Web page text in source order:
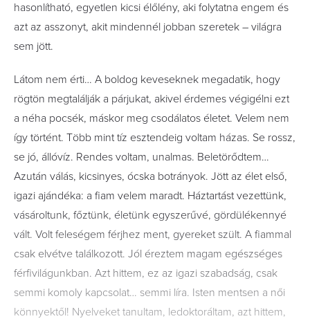
hasonlítható, egyetlen kicsi élőlény, aki folytatna engem és
azt az asszonyt, akit mindennél jobban szeretek – világra
sem jött.
Látom nem érti… A boldog keveseknek megadatik, hogy
rögtön megtalálják a párjukat, akivel érdemes végigélni ezt
a néha pocsék, máskor meg csodálatos életet. Velem nem
így történt. Több mint tíz esztendeig voltam házas. Se rossz,
se jó, állóvíz. Rendes voltam, unalmas. Beletörődtem…
Azután válás, kicsinyes, ócska botrányok. Jött az élet első,
igazi ajándéka: a fiam velem maradt. Háztartást vezettünk,
vásároltunk, főztünk, életünk egyszerűvé, gördülékennyé
vált. Volt feleségem férjhez ment, gyereket szült. A fiammal
csak elvétve találkozott. Jól éreztem magam egészséges
férfivilágunkban. Azt hittem, ez az igazi szabadság, csak
semmi komoly kapcsolat… semmi líra. Isten mentsen a női
könnyektől! Nyelveket tanultam, ledoktoráltam, azt hittem,